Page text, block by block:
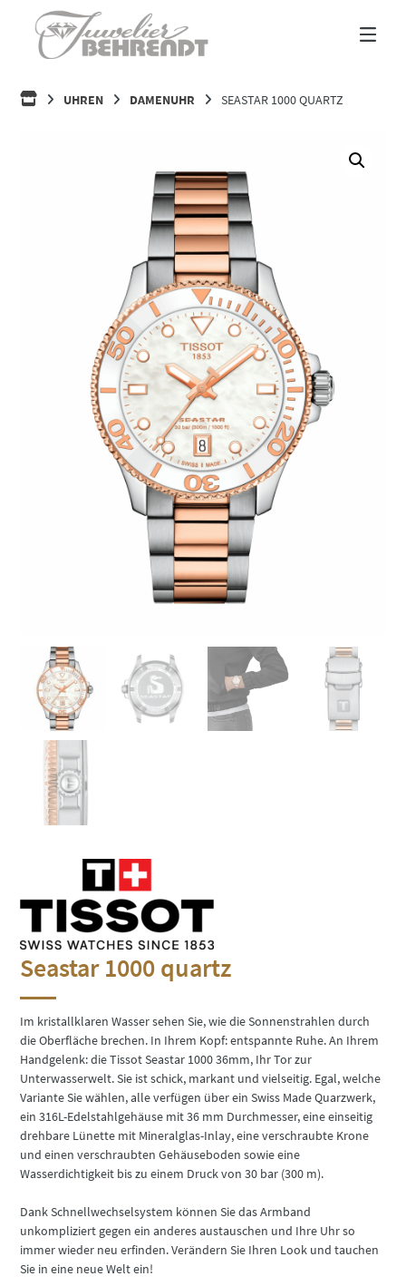
HOMEUHREN DAMENUHR SEASTAR 1000 QUARTZ
Seastar 1000 quartz
Im kristallklaren Wasser sehen Sie, wie die Sonnenstrahlen durch
die Oberfläche brechen. In Ihrem Kopf: entspannte Ruhe. An Ihrem
Handgelenk: die Tissot Seastar 1000 36mm, Ihr Tor zur
Unterwasserwelt. Sie ist schick, markant und vielseitig. Egal, welche
Variante Sie wählen, alle verfügen über ein Swiss Made Quarzwerk,
ein 316L-Edelstahlgehäuse mit 36 mm Durchmesser, eine einseitig
drehbare Lünette mit Mineralglas-Inlay, eine verschraubte Krone
und einen verschraubten Gehäuseboden sowie eine
Wasserdichtigkeit bis zu einem Druck von 30 bar (300 m).
Dank Schnellwechselsystem können Sie das Armband
unkompliziert gegen ein anderes austauschen und Ihre Uhr so
immer wieder neu erfinden. Verändern Sie Ihren Look und tauchen
Sie in eine neue Welt ein!